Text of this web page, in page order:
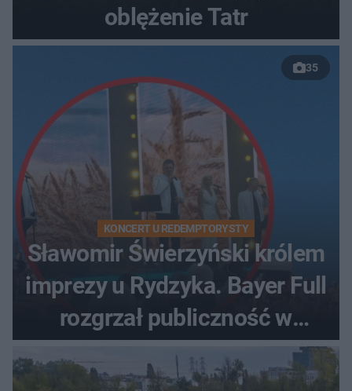
oblężenie Tatr
35
KONCERT U REDEMPTORYSTY
Sławomir Świerzyński królem
imprezy u Rydzyka. Bayer Full
rozgrzał publiczność w
Toruniu